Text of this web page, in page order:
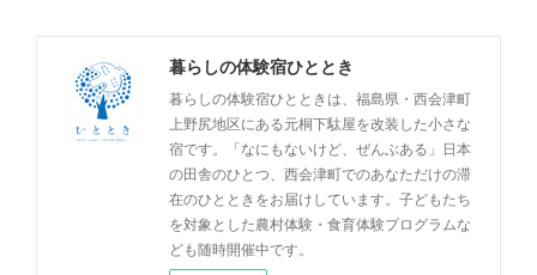
暮らしの体験宿ひととき
暮らしの体験宿ひとときは、福島県・西会津町
上野尻地区にある元桐下駄屋を改装した小さな
宿です。「なにもないけど、ぜんぶある」日本
の田舎のひとつ、西会津町でのあなただけの滞
在のひとときをお届けしています。子どもたち
を対象とした農村体験・食育体験プログラムな
ども随時開催中です。